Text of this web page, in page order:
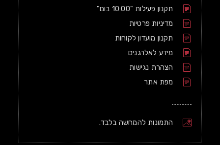
תקנון פעילות "10:00 בום"
מדיניות פרטיות
תקנון מועדון לקוחות
מידע לאלרגנים
הצהרת נגישות
מפת אתר
התמונות להמחשה בלבד.